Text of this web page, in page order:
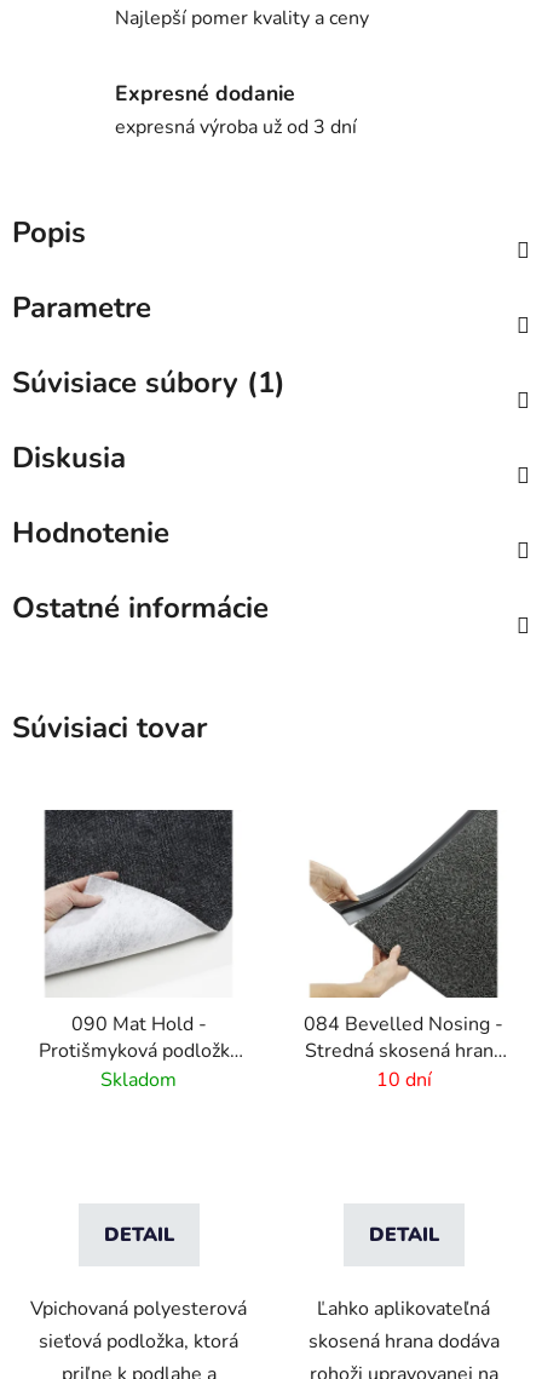
Najlepší pomer kvality a ceny
Expresné dodanie
expresná výroba už od 3 dní
Popis
Parametre
Súvisiace súbory (1)
Diskusia
Hodnotenie
Ostatné informácie
Súvisiaci tovar
090 Mat Hold -
Protišmyková podložka
pod rohože
Skladom
DETAIL
Vpichovaná polyesterová
sieťová podložka, ktorá
084 Bevelled Nosing -
Stredná skosená hrana
pre rohože - 4 mm
10 dní
DETAIL
Ľahko aplikovateľná
skosená hrana dodáva